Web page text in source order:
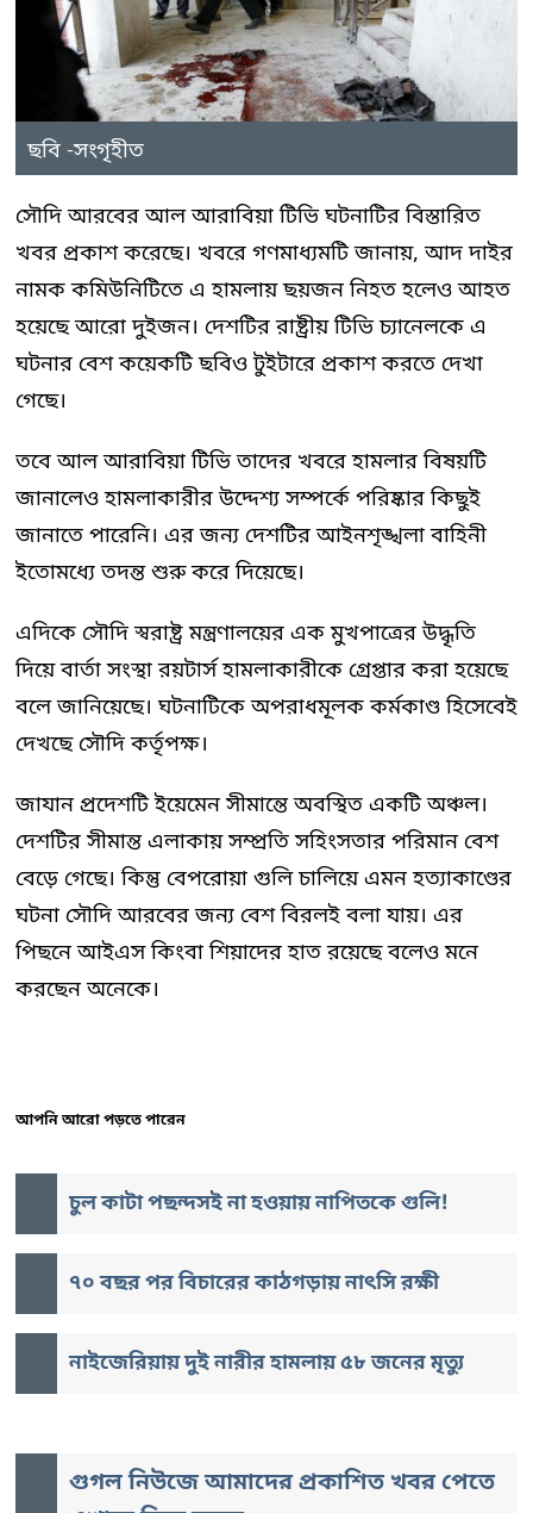
ছবি -সংগৃহীত
সৌদি আরবের আল আরাবিয়া টিভি ঘটনাটির বিস্তারিত
খবর প্রকাশ করেছে। খবরে গণমাধ্যমটি জানায়, আদ দাইর
নামক কমিউনিটিতে এ হামলায় ছয়জন নিহত হলেও আহত
হয়েছে আরো দুইজন। দেশটির রাষ্ট্রীয় টিভি চ্যানেলকে এ
ঘটনার বেশ কয়েকটি ছবিও টুইটারে প্রকাশ করতে দেখা
গেছে।
তবে আল আরাবিয়া টিভি তাদের খবরে হামলার বিষয়টি
জানালেও হামলাকারীর উদ্দেশ্য সম্পর্কে পরিষ্কার কিছুই
জানাতে পারেনি। এর জন্য দেশটির আইনশৃঙ্খলা বাহিনী
ইতোমধ্যে তদন্ত শুরু করে দিয়েছে।
এদিকে সৌদি স্বরাষ্ট্র মন্ত্রণালয়ের এক মুখপাত্রের উদ্ধৃতি
দিয়ে বার্তা সংস্থা রয়টার্স হামলাকারীকে গ্রেপ্তার করা হয়েছে
বলে জানিয়েছে। ঘটনাটিকে অপরাধমূলক কর্মকাণ্ড হিসেবেই
দেখছে সৌদি কর্তৃপক্ষ।
জাযান প্রদেশটি ইয়েমেন সীমান্তে অবস্থিত একটি অঞ্চল।
দেশটির সীমান্ত এলাকায় সম্প্রতি সহিংসতার পরিমান বেশ
বেড়ে গেছে। কিন্তু বেপরোয়া গুলি চালিয়ে এমন হত্যাকাণ্ডের
ঘটনা সৌদি আরবের জন্য বেশ বিরলই বলা যায়। এর
পিছনে আইএস কিংবা শিয়াদের হাত রয়েছে বলেও মনে
করছেন অনেকে।
আপনি আরো পড়তে পারেন
চুল কাটা পছন্দসই না হওয়ায় নাপিতকে গুলি!
৭০ বছর পর বিচারের কাঠগড়ায় নাৎসি রক্ষী
নাইজেরিয়ায় দুই নারীর হামলায় ৫৮ জনের মৃত্যু
গুগল নিউজে আমাদের প্রকাশিত খবর পেতে